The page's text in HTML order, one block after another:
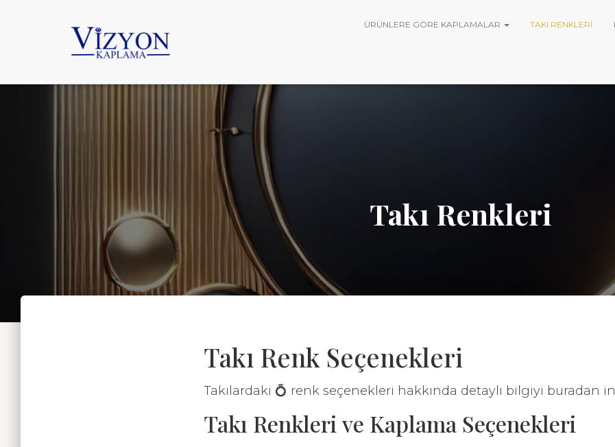
ÜRÜNLERE GÖRE KAPLAMALAR TAKI RENKLERI
Takı Renkleri
Takı Renk Seçenekleri
Takılardaki 💍 renk seçenekleri hakkında detaylı bilgiyi buradan
Takı Renkleri ve Kaplama Seçenekleri